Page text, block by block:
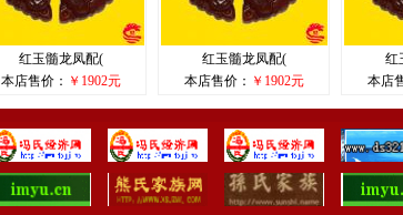
红玉髓龙凤配(
本店售价： ￥1902元
红玉髓龙凤配(
本店售价： ￥1902元
红
本店